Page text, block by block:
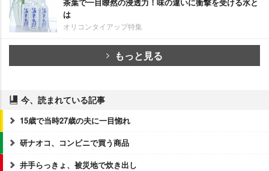
は
オリコンタイアップ特集
もっと見る
今、読まれている記事
15歳で当時27歳の夫に一目惚れ
研ナオコ、コンビニで買う商品
井手らっきょ、被災地で炊き出し